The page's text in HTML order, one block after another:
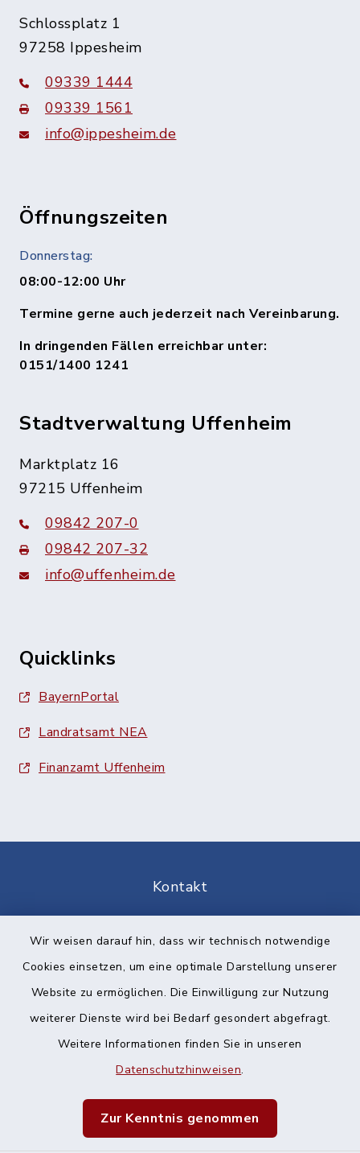
Wir weisen darauf hin, dass wir technisch notwendige
Cookies einsetzen, um eine optimale Darstellung unserer
Website zu ermöglichen. Die Einwilligung zur Nutzung
weiterer Dienste wird bei Bedarf gesondert abgefragt.
Weitere Informationen finden Sie in unseren
Datenschutzhinweisen.
Zur Kenntnis genommen
Schlossplatz 1
97258 Ippesheim
09339 1444
09339 1561
info@ippesheim.de
Öffnungszeiten
Donnerstag:
08:00-12:00 Uhr
Termine gerne auch jederzeit nach Vereinbarung.
In dringenden Fällen erreichbar unter:
0151/1400 1241
Stadtverwaltung Uffenheim
Marktplatz 16
97215 Uffenheim
09842 207-0
09842 207-32
info@uffenheim.de
Quicklinks
BayernPortal
Landratsamt NEA
Finanzamt Uffenheim
Kontakt
Datenschutz
Impressum
Sitemap
Cookie-Einstellungen